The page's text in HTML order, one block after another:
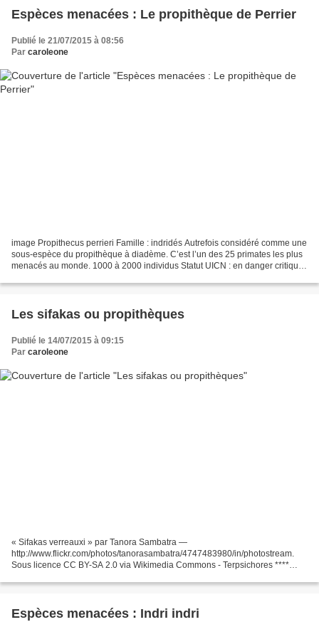
Espèces menacées : Le propithèque de Perrier
Publié le 21/07/2015 à 08:56
Par caroleone
image Propithecus perrieri Famille : indridés Autrefois considéré comme une
sous-espèce du propithèque à diadème. C’est l’un des 25 primates les plus
menacés au monde. 1000 à 2000 individus Statut UICN : en danger critique
Les sifakas ou propithèques
Publié le 14/07/2015 à 09:15
Par caroleone
« Sifakas verreauxi » par Tanora Sambatra —
http://www.flickr.com/photos/tanorasambatra/4747483980/in/photostream.
Sous licence CC BY-SA 2.0 via Wikimedia Commons - Terpsichores ****
Espèces menacées : Indri indri